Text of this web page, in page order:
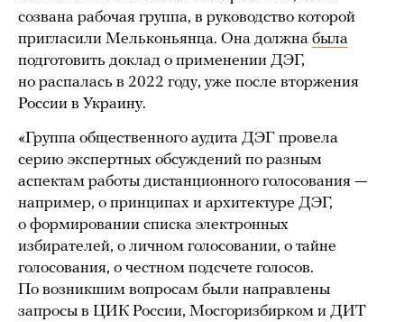
созвана рабочая группа, в руководство которой
пригласили Мельконьянца. Она должна была
подготовить доклад о применении ДЭГ,
но распалась в 2022 году, уже после вторжения
России в Украину.
«Группа общественного аудита ДЭГ провела
серию экспертных обсуждений по разным
аспектам работы дистанционного голосования —
например, о принципах и архитектуре ДЭГ,
о формировании списка электронных
избирателей, о личном голосовании, о тайне
голосования, о честном подсчете голосов.
По возникшим вопросам были направлены
запросы в ЦИК России, Мосгоризбирком и ДИТ